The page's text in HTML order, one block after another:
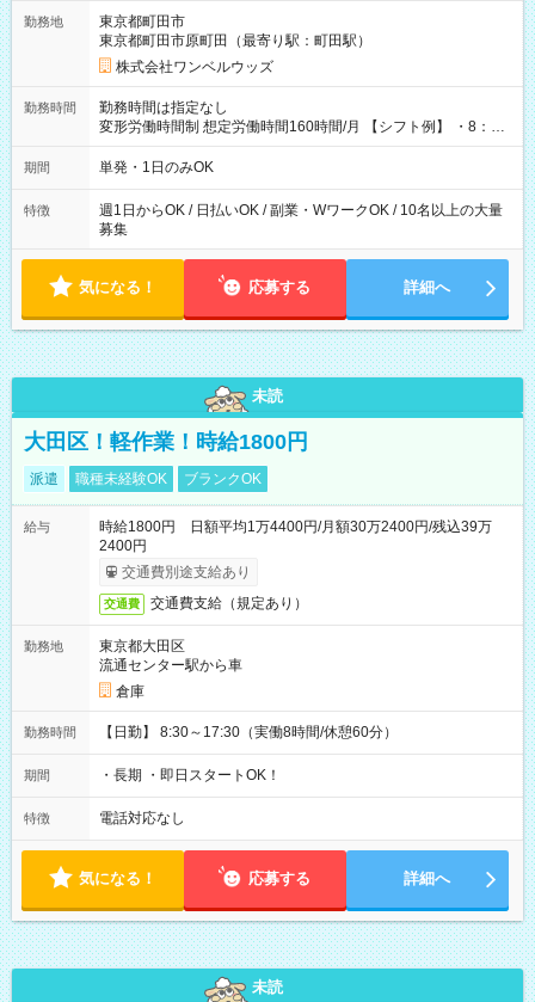
勤務地
東京都町田市
東京都町田市原町田（最寄り駅：町田駅）
株式会社ワンベルウッズ
勤務時間
勤務時間は指定なし
変形労働時間制 想定労働時間160時間/月 【シフト例】 ・8：00
～21：00
期間 単発・1日のみOK
特徴
週1日からOK / 日払いOK / 副業・WワークOK / 10名以上の大量
募集
気になる！ 応募する 詳細へ
未読
大田区！軽作業！時給1800円
派遣 職種未経験OK ブランクOK
給与
時給1800円 日額平均1万4400円/月額30万2400円/残込39万
2400円
交通費別途支給あり
交通費 交通費支給（規定あり）
勤務地
東京都大田区
流通センター駅から車
倉庫
勤務時間 【日勤】 8:30～17:30（実働8時間/休憩60分）
期間 ・長期 ・即日スタートOK！
特徴 電話対応なし
気になる！ 応募する 詳細へ
未読